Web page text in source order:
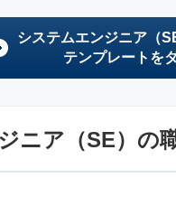
システムエンジニア（
テンプレートを
ニア（SE）の